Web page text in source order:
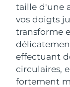
taille d'une
vos doigts
transforme
effectuant
circulaires,
fortement